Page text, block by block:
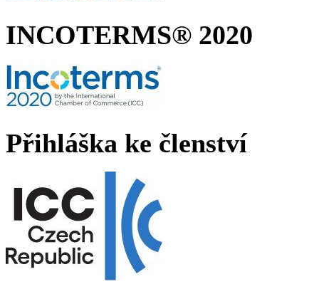
INCOTERMS® 2020
Přihláška ke členství